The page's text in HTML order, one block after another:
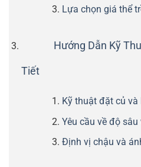
Lựa chọn giá thể
Hướng Dẫn Kỹ
Tiết
Kỹ thuật đặt củ và
Yêu cầu về độ
Định vị chậu và